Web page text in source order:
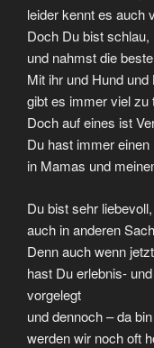
leider kennt es auch
Doch Du bist schlau,
und nahmst die
Mit ihr und Hund
gibt es immer viel zu
Doch auf eines ist
Du hast immer einen
in Mamas und
Du bist sehr liebevoll,
auch in anderen
Denn auch wenn
hast Du erlebnis-
vorgelegt
und dennoch – da
werden wir noch oft